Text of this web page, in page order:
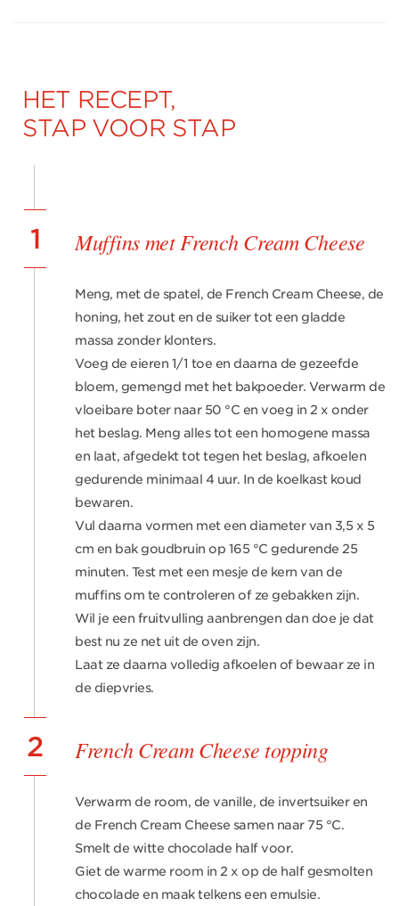
HET RECEPT,
STAP VOOR STAP
1 Muffins met French Cream Cheese
Meng, met de spatel, de French Cream Cheese, de
honing, het zout en de suiker tot een gladde
massa zonder klonters.
Voeg de eieren 1/1 toe en daarna de gezeefde
bloem, gemengd met het bakpoeder. Verwarm de
vloeibare boter naar 50 °C en voeg in 2 x onder
het beslag. Meng alles tot een homogene massa
en laat, afgedekt tot tegen het beslag, afkoelen
gedurende minimaal 4 uur. In de koelkast koud
bewaren.
Vul daarna vormen met een diameter van 3,5 x 5
cm en bak goudbruin op 165 °C gedurende 25
minuten. Test met een mesje de kern van de
muffins om te controleren of ze gebakken zijn.
Wil je een fruitvulling aanbrengen dan doe je dat
best nu ze net uit de oven zijn.
Laat ze daarna volledig afkoelen of bewaar ze in
de diepvries.
2 French Cream Cheese topping
Verwarm de room, de vanille, de invertsuiker en
de French Cream Cheese samen naar 75 °C.
Smelt de witte chocolade half voor.
Giet de warme room in 2 x op de half gesmolten
chocolade en maak telkens een emulsie.